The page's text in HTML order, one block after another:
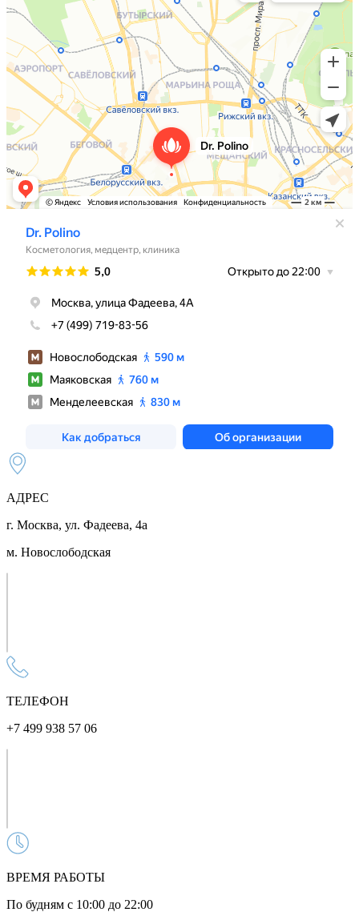
АДРЕС
г. Москва, ул. Фадеева, 4а
м. Новослободская
ТЕЛЕФОН
+7 499 938 57 06
ВРЕМЯ РАБОТЫ
По будням с 10:00 до 22:00